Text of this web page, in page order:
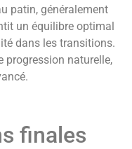
patin, généralement
un équilibre optimal
dans les transitions.
progression naturelle,
finales